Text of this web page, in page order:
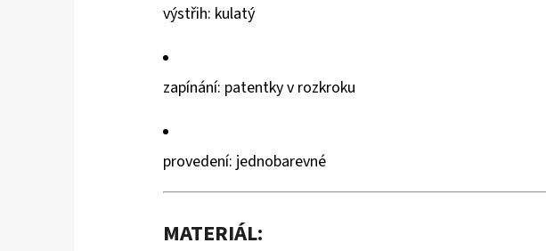
výstřih: kulatý
zapínání: patentky v rozkroku
provedení: jednobarevné
MATERIÁL: